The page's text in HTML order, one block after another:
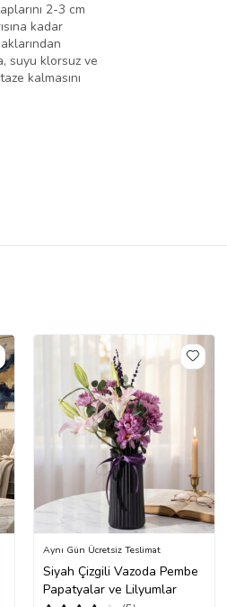
2-3 cm
kadar
suyu klorsuz ve
kalmasını
Siyah Çizgili Vazoda Pembe
Papatyalar ve Lilyumlar
Aynı Gün Ücretsiz Teslimat